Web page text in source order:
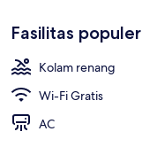
Fasilitas populer
Kolam renang
Wi-Fi Gratis
AC